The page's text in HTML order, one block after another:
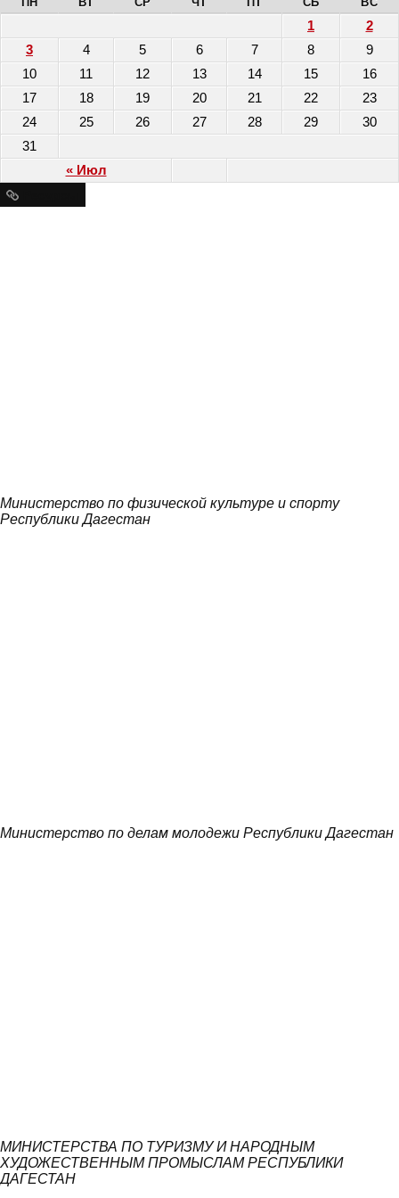
« Июл
1
2
3
4 5 6 7 8
9
10
11 12 13 14 15
16
17
18 19 20 21 22
23
24
25 26 27 28 29
30
31
Министерство по физической культуре и спорту
Республики Дагестан
Министерство по делам молодежи Республики Дагестан
МИНИСТЕРСТВА ПО ТУРИЗМУ И НАРОДНЫМ
ХУДОЖЕСТВЕННЫМ ПРОМЫСЛАМ РЕСПУБЛИКИ
ДАГЕСТАН